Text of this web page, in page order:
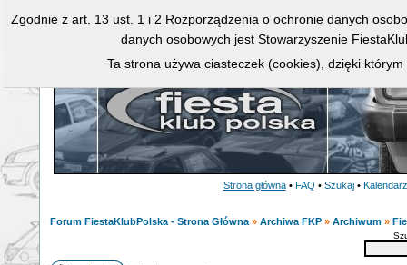
Strona główna • FAQ • Szukaj • Kalendarz
Forum FiestaKlubPolska - Strona Główna » Archiwa FKP » Archiwum »
Zgodnie z art. 13 ust. 1 i 2 Rozporządzenia o ochronie danych
danych osobowych jest Stowarzyszenie
Ta strona używa ciasteczek (cookies), dzięki